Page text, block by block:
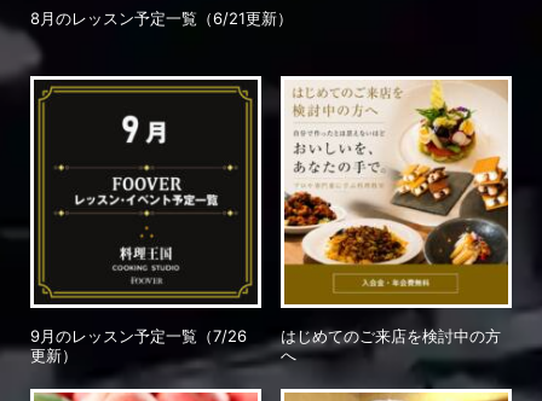
8月のレッスン予定一覧（6/21更新）
9月のレッスン予定一覧（7/26
更新）
はじめてのご来店を検討中の方
へ